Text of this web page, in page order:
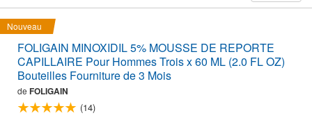
Nouveau
FOLIGAIN MINOXIDIL 5% MOUSSE DE REPORTE
CAPILLAIRE Pour Hommes Trois x 60 ML (2.0 FL OZ)
Bouteilles Fourniture de 3 Mois
de FOLIGAIN
(14)